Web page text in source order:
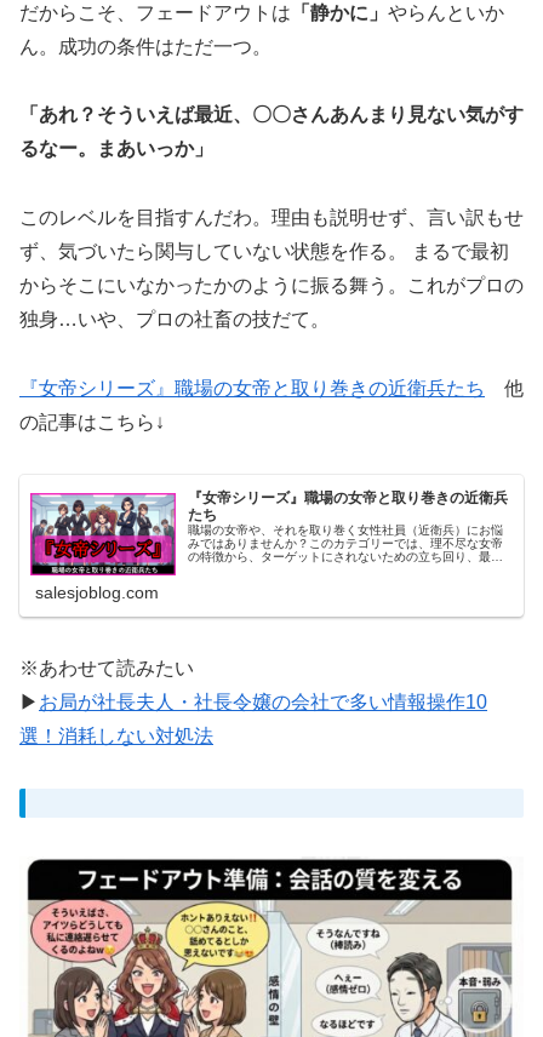
だからこそ、フェードアウトは 「静かに」 やらんといか
ん。成功の条件はただ一つ。
「あれ？そういえば最近、〇〇さんあんまり見ない気がす
るなー。まあいっか」
このレベルを目指すんだわ。理由も説明せず、言い訳もせ
ず、気づいたら関与していない状態を作る。 まるで最初
からそこにいなかったかのように振る舞う。これがプロの
独身…いや、プロの社畜の技だて。
『女帝シリーズ』職場の女帝と取り巻きの近衛兵たち
他
の記事はこちら↓
『女帝シリーズ』職場の女帝と取り巻きの近衛兵
たち
職場の女帝や、それを取り巻く女性社員（近衛兵）にお悩
みではありませんか？このカテゴリーでは、理不尽な女帝
の特徴から、ターゲットにされないための立ち回り、最強
salesjoblog.com
※あわせて読みたい
▶ お局が社長夫人・社長令嬢の会社で多い情報操作10
選！消耗しない対処法